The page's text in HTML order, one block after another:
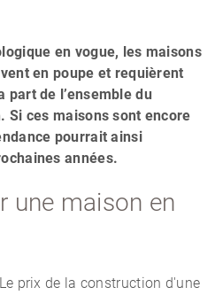
en vogue, les maisons
en poupe et requièrent
part de l’ensemble du
Si ces maisons sont encore
pourrait ainsi
années.
une maison en
prix de la construction d'une